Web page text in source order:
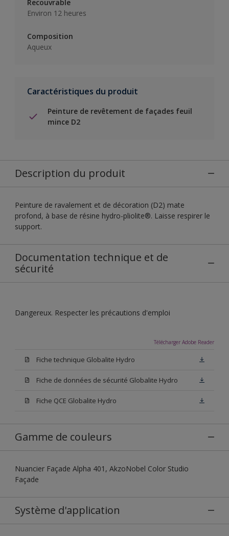
Recouvrable
Environ 12 heures
Composition
Aqueux
Caractéristiques du produit
Peinture de revêtement de façades feuil
mince D2
Description du produit
Peinture de ravalement et de décoration (D2) mate
profond, à base de résine hydro-pliolite®. Laisse respirer le
support.
Documentation technique et de
sécurité
Dangereux. Respecter les précautions d'emploi
Télécharger Adobe Reader
Fiche technique Globalite Hydro
Fiche de données de sécurité Globalite Hydro
Fiche QCE Globalite Hydro
Gamme de couleurs
Nuancier Façade Alpha 401, AkzoNobel Color Studio
Façade
Système d'application